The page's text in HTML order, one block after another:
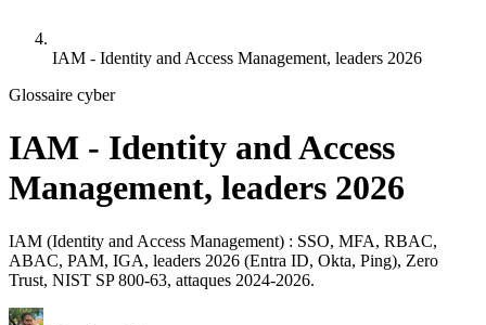
IAM - Identity and Access Management, leaders 2026
Glossaire cyber
IAM - Identity and Access
Management, leaders 2026
IAM (Identity and Access Management) : SSO, MFA, RBAC,
ABAC, PAM, IGA, leaders 2026 (Entra ID, Okta, Ping), Zero
Trust, NIST SP 800-63, attaques 2024-2026.